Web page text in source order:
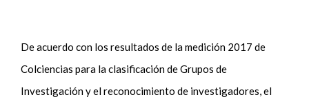
De acuerdo con los resultados de la medición 2017 de
Colciencias para la clasificación de Grupos de
Investigación y el reconocimiento de investigadores, el